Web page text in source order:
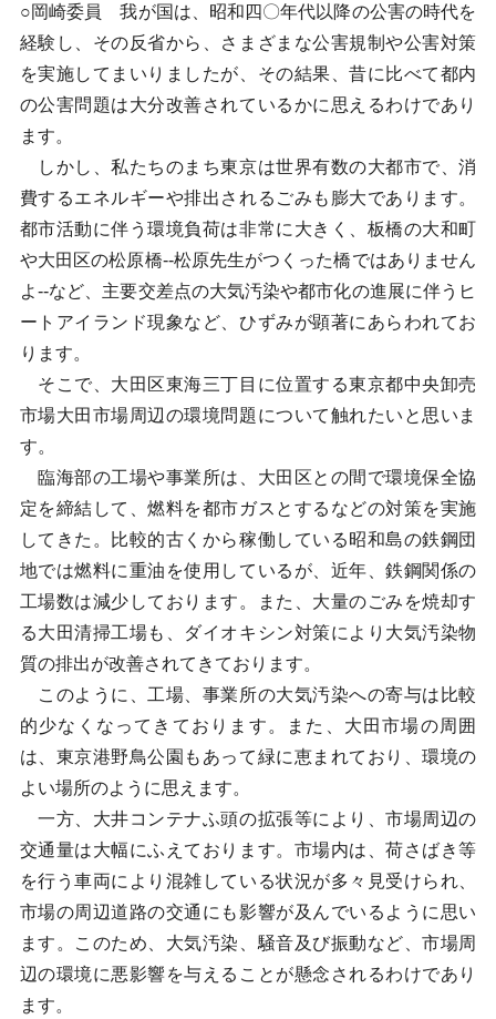
○岡崎委員 我が国は、昭和四〇年代以降の公害の時代を
経験し、その反省から、さまざまな公害規制や公害対策
を実施してまいりましたが、その結果、昔に比べて都内
の公害問題は大分改善されているかに思えるわけであり
ます。
しかし、私たちのまち東京は世界有数の大都市で、消
費するエネルギーや排出されるごみも膨大であります。
都市活動に伴う環境負荷は非常に大きく、板橋の大和町
や大田区の松原橋--松原先生がつくった橋ではありません
よ--など、主要交差点の大気汚染や都市化の進展に伴うヒ
ートアイランド現象など、ひずみが顕著にあらわれてお
ります。
そこで、大田区東海三丁目に位置する東京都中央卸売
市場大田市場周辺の環境問題について触れたいと思いま
す。
臨海部の工場や事業所は、大田区との間で環境保全協
定を締結して、燃料を都市ガスとするなどの対策を実施
してきた。比較的古くから稼働している昭和島の鉄鋼団
地では燃料に重油を使用しているが、近年、鉄鋼関係の
工場数は減少しております。また、大量のごみを焼却す
る大田清掃工場も、ダイオキシン対策により大気汚染物
質の排出が改善されてきております。
このように、工場、事業所の大気汚染への寄与は比較
的少なくなってきております。また、大田市場の周囲
は、東京港野鳥公園もあって緑に恵まれており、環境の
よい場所のように思えます。
一方、大井コンテナふ頭の拡張等により、市場周辺の
交通量は大幅にふえております。市場内は、荷さばき等
を行う車両により混雑している状況が多々見受けられ、
市場の周辺道路の交通にも影響が及んでいるように思い
ます。このため、大気汚染、騒音及び振動など、市場周
辺の環境に悪影響を与えることが懸念されるわけであり
ます。